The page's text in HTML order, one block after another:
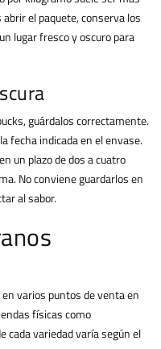
el paquete, conserva los
lugar fresco y oscuro para
guárdalos correctamente.
fecha indicada en el envase.
un plazo de dos a cuatro
No conviene guardarlos en
al sabor.
varios puntos de venta en
físicas como
cada variedad varía según el